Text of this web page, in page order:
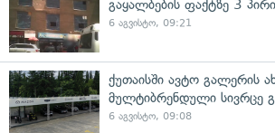
გაყალბების ფაქტზე 3
6 აგვისტო, 09:21
ქუთაისში ავტო გალერის
მულტიბრენდული სივრცე
6 აგვისტო, 09:08